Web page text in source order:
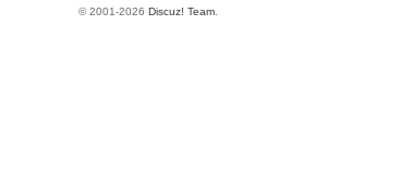
© 2001-2026 Discuz! Team